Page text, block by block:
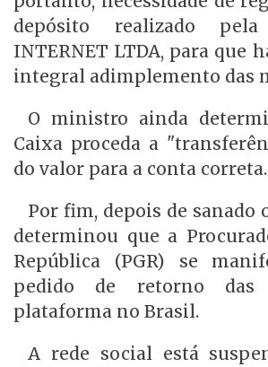
depósito realizado
INTERNET LTDA, para que
integral adimplemento das
O ministro ainda
Caixa proceda a
do valor para a conta correta.
Por fim, depois de sanado
determinou que a
República (PGR) se
pedido de retorno das
plataforma no Brasil.
A rede social está